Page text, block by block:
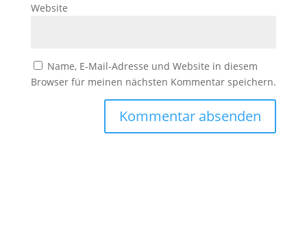
Website
Name, E-Mail-Adresse und Website in diesem
Browser für meinen nächsten Kommentar speichern.